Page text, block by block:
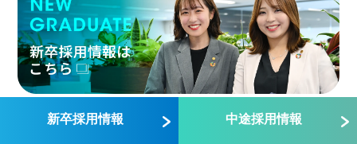
新卒採用情報 中途採用情報